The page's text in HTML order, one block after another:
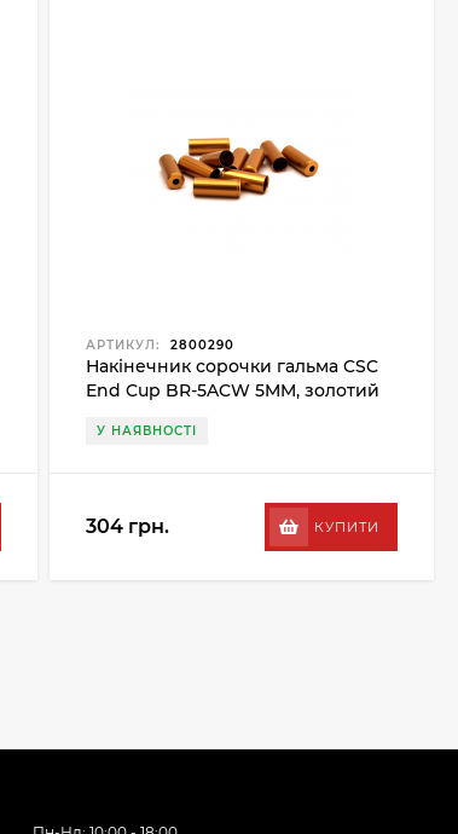
АРТИКУЛ: 2800290
Накінечник сорочки гальма CSC
End Cup BR-5ACW 5MM, золотий
У НАЯВНОСТІ
304 грн. КУПИТИ